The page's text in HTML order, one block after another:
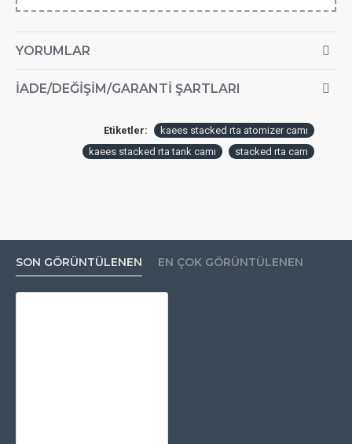
YORUMLAR
İADE/DEĞIŞIM/GARANTI ŞARTLARI
Etiketler:
kaees stacked rta atomizer camı
kaees stacked rta tank camı
stacked rta cam
SON GÖRÜNTÜLENEN EN ÇOK GÖRÜNTÜLENEN